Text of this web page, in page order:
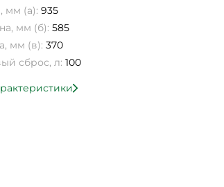
мм (а): 935
мм (б): 585
мм (в): 370
сброс, л: 100